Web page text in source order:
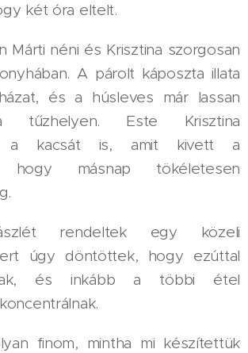
két óra eltelt.
Márti néni és Krisztina szorgosan
A párolt káposzta illata
és a húsleves már lassan
tűzhelyen. Este Krisztina
a kacsát is, amit kivett a
hogy másnap tökéletesen
rendeltek egy közeli
úgy döntöttek, hogy ezúttal
és inkább a többi étel
finom, mintha mi készítettük